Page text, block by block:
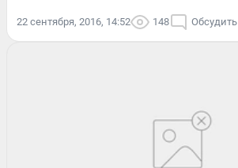
22 сентября, 2016, 14:52 148 Обсудить